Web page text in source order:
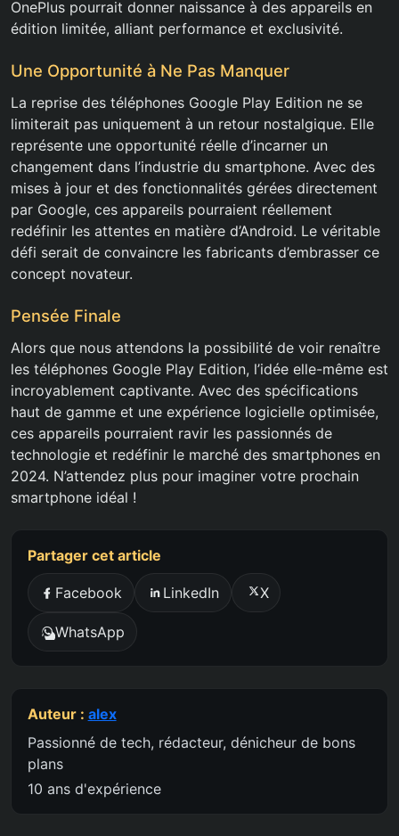
OnePlus pourrait donner naissance à des appareils en
édition limitée, alliant performance et exclusivité.
Une Opportunité à Ne Pas Manquer
La reprise des téléphones Google Play Edition ne se
limiterait pas uniquement à un retour nostalgique. Elle
représente une opportunité réelle d’incarner un
changement dans l’industrie du smartphone. Avec des
mises à jour et des fonctionnalités gérées directement
par Google, ces appareils pourraient réellement
redéfinir les attentes en matière d’Android. Le véritable
défi serait de convaincre les fabricants d’embrasser ce
concept novateur.
Pensée Finale
Alors que nous attendons la possibilité de voir renaître
les téléphones Google Play Edition, l’idée elle-même est
incroyablement captivante. Avec des spécifications
haut de gamme et une expérience logicielle optimisée,
ces appareils pourraient ravir les passionnés de
technologie et redéfinir le marché des smartphones en
2024. N’attendez plus pour imaginer votre prochain
smartphone idéal !
Partager cet article
Facebook LinkedIn X
WhatsApp
Auteur : alex
Passionné de tech, rédacteur, dénicheur de bons
plans
10 ans d'expérience